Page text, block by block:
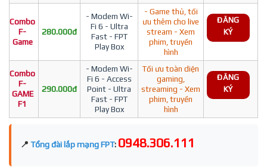
Combo
F-
Game
280.000đ
- Modem Wi-
Fi 6 - Ultra
Fast - FPT
Play Box
- Game thủ, tối
ưu thêm cho live
stream - Xem
phim, truyền
hình
ĐĂNG
KÝ
Combo
F-
GAME
F1
290.000đ
- Modem Wi-
Fi 6 - Access
Point - Ultra
Fast - FPT
Play Box
Tối ưu toàn diện
gaming,
streaming - Xem
phim, truyền
hình
ĐĂNG
KÝ
📍 Tổng đài lắp mạng FPT: 0948.306.111